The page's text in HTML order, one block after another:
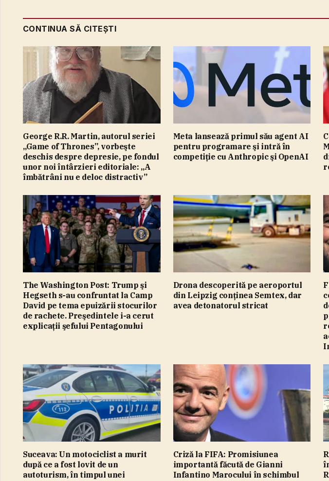
CONTINUA SĂ CITEȘTI
George R.R. Martin, autorul seriei
„Game of Thrones”, vorbeşte
deschis despre depresie, pe fondul
unor noi întârzieri editoriale: „A
îmbătrâni nu e deloc distractiv”
Meta lansează primul său agent AI
pentru programare şi intră în
competiţie cu Anthropic şi OpenAI
The Washington Post: Trump şi
Hegseth s-au confruntat la Camp
David pe tema epuizării stocurilor
de rachete. Preşedintele i-a cerut
explicaţii şefului Pentagonului
Drona descoperită pe aeroportul
din Leipzig conţinea Semtex, dar
avea detonatorul stricat
Suceava: Un motociclist a murit
după ce a fost lovit de un
autoturism, în timpul unei
Criză la FIFA: Promisiunea
importantă făcută de Gianni
Infantino Marocului în schimbul